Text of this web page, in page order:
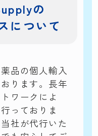
の
について
品の個人輸入
ります。長年
ワークによ
っておりま
社が代行いた